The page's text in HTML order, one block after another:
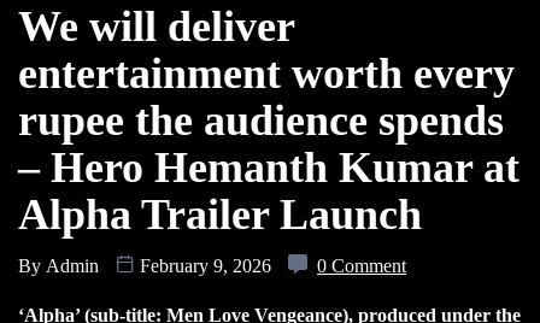
We will deliver
entertainment worth every
rupee the audience spends
– Hero Hemanth Kumar at
Alpha Trailer Launch
By Admin February 9, 2026 0 Comment
‘Alpha’ (sub-title: Men Love Vengeance), produced under the